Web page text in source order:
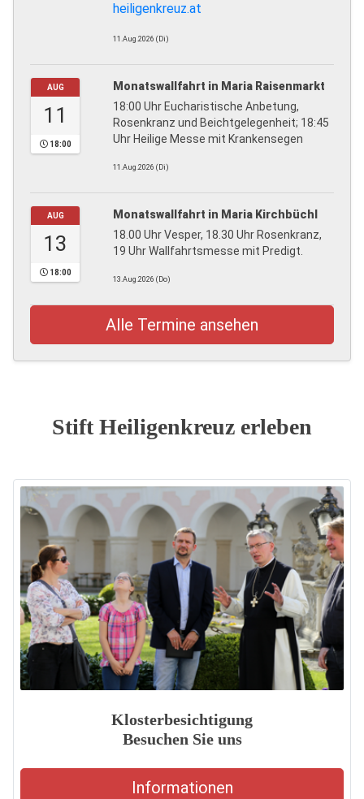
heiligenkreuz.at
11.Aug.2026 (Di)
AUG
11
18:00
Monatswallfahrt in Maria Raisenmarkt
18:00 Uhr Eucharistische Anbetung,
Rosenkranz und Beichtgelegenheit; 18:45
Uhr Heilige Messe mit Krankensegen
11.Aug.2026 (Di)
AUG
13
18:00
Monatswallfahrt in Maria Kirchbüchl
18.00 Uhr Vesper, 18.30 Uhr Rosenkranz,
19 Uhr Wallfahrtsmesse mit Predigt.
13.Aug.2026 (Do)
Alle Termine ansehen
Stift Heiligenkreuz erleben
Klosterbesichtigung
Besuchen Sie uns
Informationen